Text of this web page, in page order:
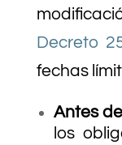
Decreto
fechas
Antes
los